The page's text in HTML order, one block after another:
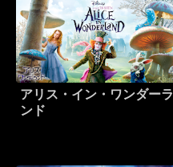
アリス・イン・ワンダーラ
ンド